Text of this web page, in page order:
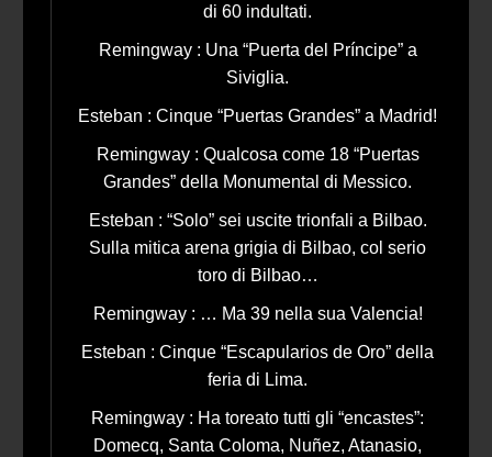
di 60 indultati.
Remingway : Una “Puerta del Príncipe” a
Siviglia.
Esteban : Cinque “Puertas Grandes” a Madrid!
Remingway : Qualcosa come 18 “Puertas
Grandes” della Monumental di Messico.
Esteban : “Solo” sei uscite trionfali a Bilbao.
Sulla mitica arena grigia di Bilbao, col serio
toro di Bilbao…
Remingway : … Ma 39 nella sua Valencia!
Esteban : Cinque “Escapularios de Oro” della
feria di Lima.
Remingway : Ha toreato tutti gli “encastes”:
Domecq, Santa Coloma, Nuñez, Atanasio,